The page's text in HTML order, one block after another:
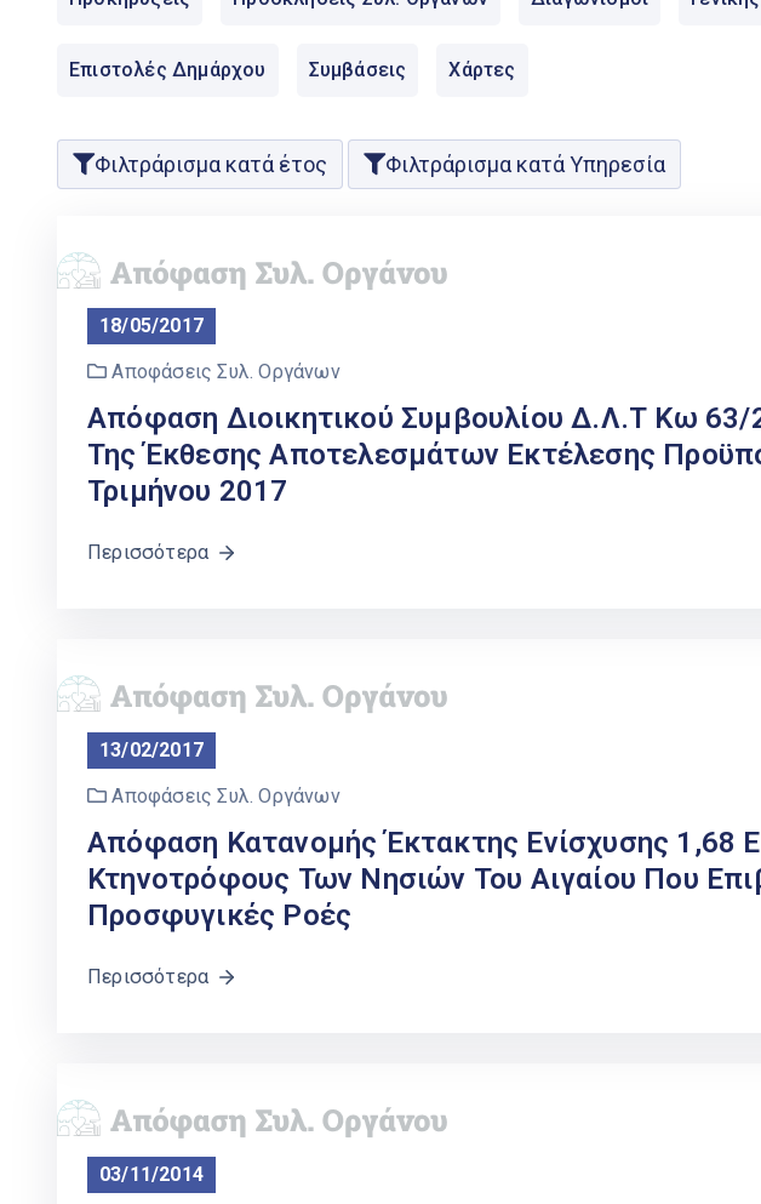
Επιστολές Δημάρχου Συμβάσεις Χάρτες
Φιλτράρισμα κατά έτος Φιλτράρισμα κατά Υπηρεσία
18/05/2017
Αποφάσεις Συλ. Οργάνων
Απόφαση Διοικητικού Συμβουλίου Δ.Λ.Τ Κω 63/
Της Έκθεσης Αποτελεσμάτων Εκτέλεσης
Τριμήνου 2017
Περισσότερα
13/02/2017
Αποφάσεις Συλ. Οργάνων
Απόφαση Κατανομής Έκτακτης Ενίσχυσης 1,68
Κτηνοτρόφους Των Νησιών Του Αιγαίου Που
Προσφυγικές Ροές
Περισσότερα
03/11/2014